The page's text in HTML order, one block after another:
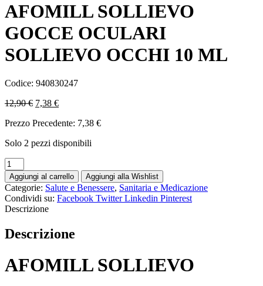
AFOMILL SOLLIEVO
GOCCE OCULARI
SOLLIEVO OCCHI 10 ML
Codice: 940830247
12,90€ 7,38 €
Prezzo Precedente: 7,38 €
Solo 2 pezzi disponibili
Aggiungi al carrello Aggiungi alla Wishlist
Categorie: Salute e Benessere, Sanitaria e Medicazione
Condividi su: Facebook Twitter Linkedin Pinterest
Descrizione
Descrizione
AFOMILL SOLLIEVO